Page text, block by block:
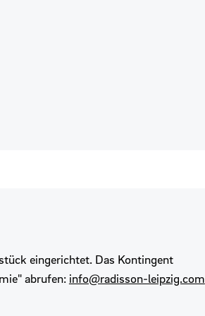
eingerichtet. Das Kontingent
abrufen: info@radisson-leipzig.com